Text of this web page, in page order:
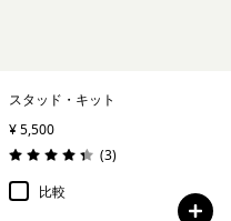
スタッド・キット
¥ 5,500
評価: 4.3 / 5
(3レビュー
)
比較